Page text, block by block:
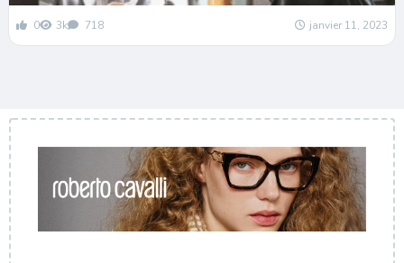
0 3k 718 janvier 11, 2023